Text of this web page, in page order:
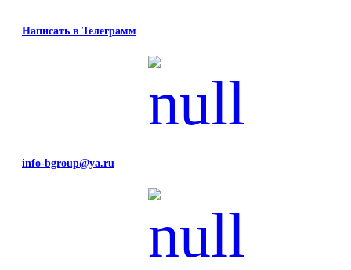
Написать в Телеграмм
info-bgroup@ya.ru